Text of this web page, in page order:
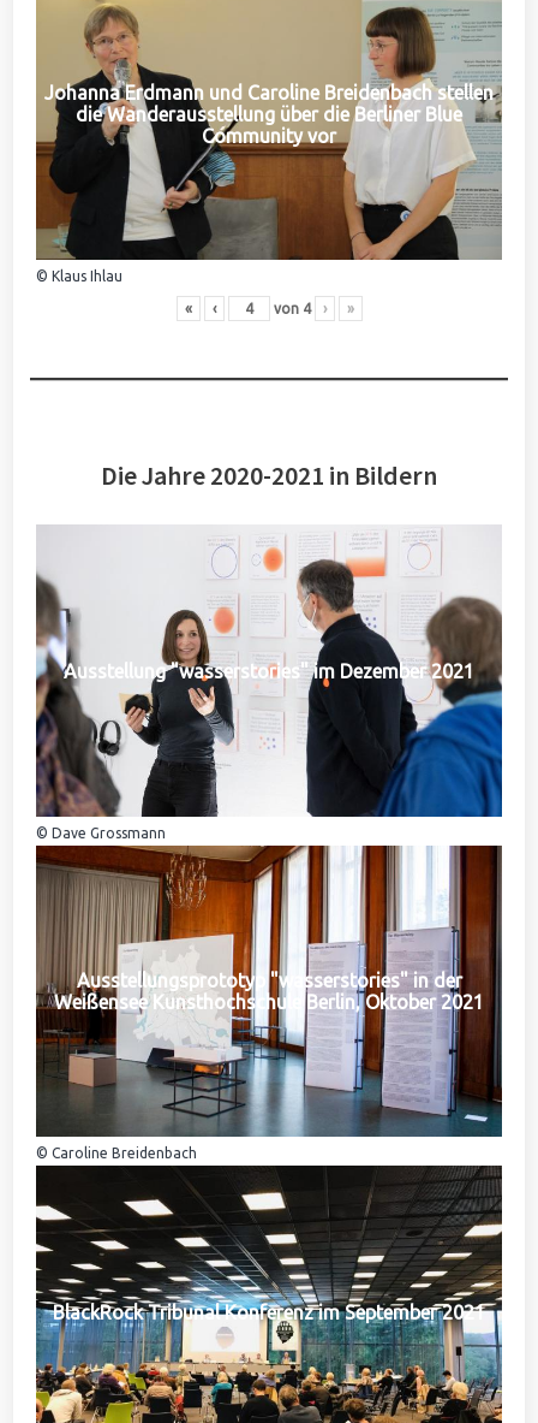
Johanna Erdmann und Caroline Breidenbach stellen
die Wanderausstellung über die Berliner Blue
Community vor
© Klaus Ihlau
« ‹ von 4 › »
Die Jahre 2020-2021 in Bildern
Ausstellung "wasserstories" im Dezember 2021
© Dave Grossmann
Ausstellungsprototyp "wasserstories" in der
Weißensee Kunsthochschule Berlin, Oktober 2021
© Caroline Breidenbach
BlackRock Tribunal Konferenz im September 2021